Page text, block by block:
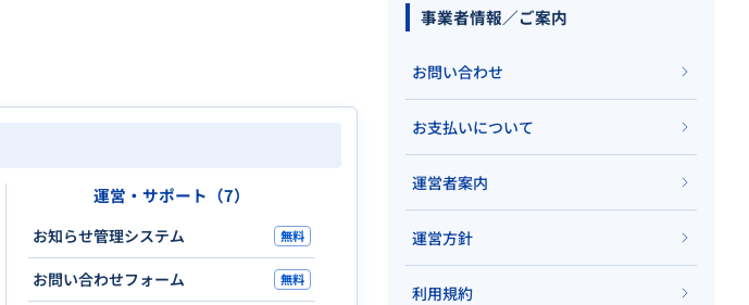
運営・サポート（7）
お知らせ管理システム 無料
お問い合わせフォーム 無料
事業者情報／ご案内
お問い合わせ
お支払いについて
運営者案内
運営方針
利用規約